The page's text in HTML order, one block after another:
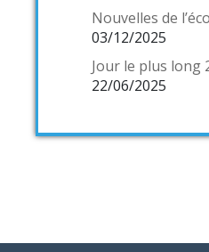
Nouvelles de
03/12/2025
Jour le plus long
22/06/2025